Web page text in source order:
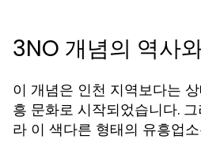
3NO 개념의 역사
이 개념은 인천 지역보다는
흥 문화로 시작되었습니다.
라 이 색다른 형태의 유흥업